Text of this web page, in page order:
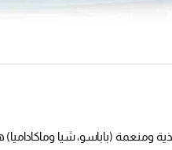
ومنعمة (باباسو، شيا